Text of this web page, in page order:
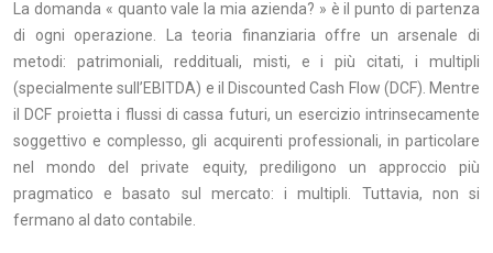
La domanda « quanto vale la mia azienda? » è il punto di partenza
di ogni operazione. La teoria finanziaria offre un arsenale di
metodi: patrimoniali, reddituali, misti, e i più citati, i multipli
(specialmente sull’EBITDA) e il Discounted Cash Flow (DCF). Mentre
il DCF proietta i flussi di cassa futuri, un esercizio intrinsecamente
soggettivo e complesso, gli acquirenti professionali, in particolare
nel mondo del private equity, prediligono un approccio più
pragmatico e basato sul mercato: i multipli. Tuttavia, non si
fermano al dato contabile.